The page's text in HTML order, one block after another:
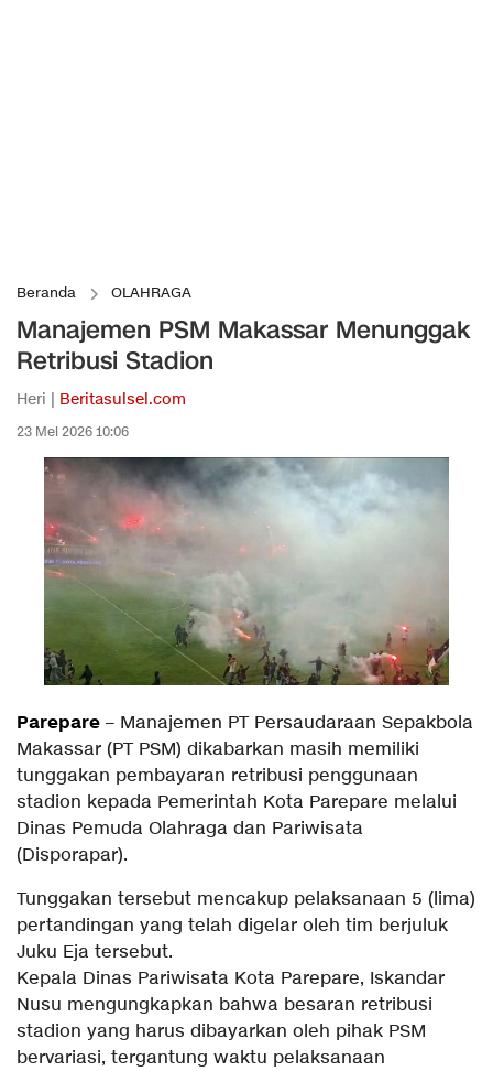
Beranda OLAHRAGA
Manajemen PSM Makassar Menunggak
Retribusi Stadion
Heri | Beritasulsel.com
23 Mei 2026 10:06
Parepare – Manajemen PT Persaudaraan Sepakbola
Makassar (PT PSM) dikabarkan masih memiliki
tunggakan pembayaran retribusi penggunaan
stadion kepada Pemerintah Kota Parepare melalui
Dinas Pemuda Olahraga dan Pariwisata
(Disporapar).
Tunggakan tersebut mencakup pelaksanaan 5 (lima)
pertandingan yang telah digelar oleh tim berjuluk
Juku Eja tersebut.
Kepala Dinas Pariwisata Kota Parepare, Iskandar
Nusu mengungkapkan bahwa besaran retribusi
stadion yang harus dibayarkan oleh pihak PSM
bervariasi, tergantung waktu pelaksanaan